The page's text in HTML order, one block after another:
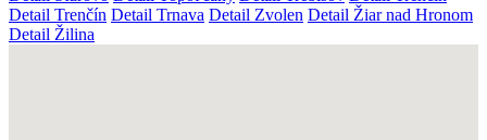
Detail Trenčín Detail Trnava Detail Zvolen Detail Žiar nad Hronom
Detail Žilina